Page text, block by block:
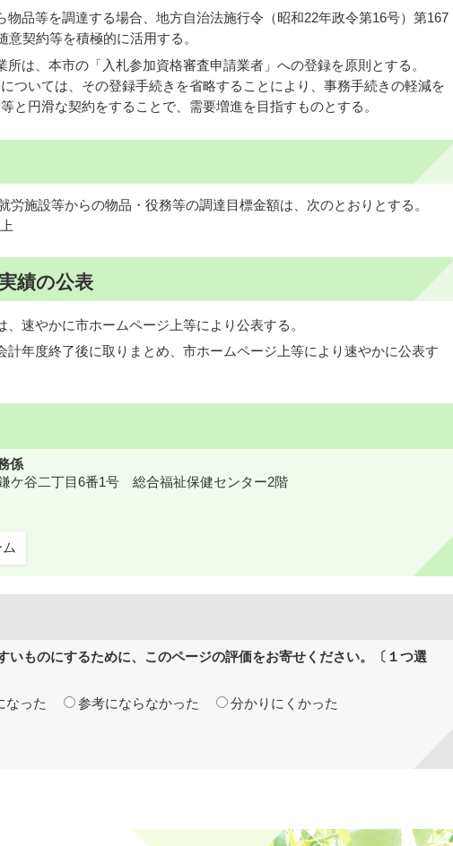
物品等を調達する場合、地方自治法施行令（昭和22年政令第16号）第167
契約等を積極的に活用する。
所は、本市の「入札参加資格審査申請業者」への登録を原則とする。
ついては、その登録手続きを省略することにより、事務手続きの軽減を
と円滑な契約をすることで、需要増進を目指すものとする。
施設等からの物品・役務等の調達目標金額は、次のとおりとする。
績の公表
、速やかに市ホームページ上等により公表する。
計年度終了後に取りまとめ、市ホームページ上等により速やかに公表す
係
ケ谷二丁目6番1号 総合福祉保健センター2階
いものにするために、このページの評価をお寄せください。〔１つ選
なった 参考にならなかった 分かりにくかった